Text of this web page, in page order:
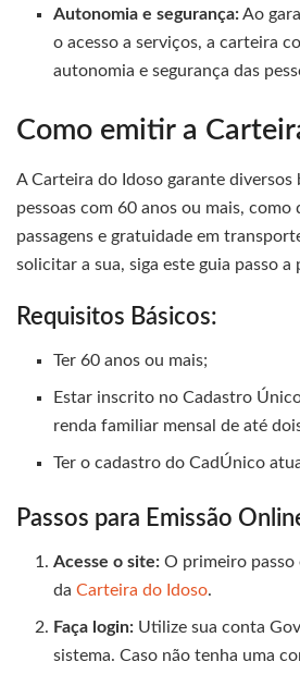
Autonomia e segurança:Ao
o acesso a serviços, a carteira
autonomia e segurança das
Como emitir a
A Carteira do Idoso garante diversos
pessoas com 60 anos ou mais, como
passagens e gratuidade em
solicitar a sua, siga este guia passo a
Requisitos Básicos:
Ter 60 anos ou mais;
Estar inscrito no Cadastro
renda familiar mensal de até
Ter o cadastro do CadÚnico
Passos para Emissão
Acesse o site: O primeiro passo
daCarteira do Idoso.
Faça login: Utilize sua conta
sistema. Caso não tenha uma